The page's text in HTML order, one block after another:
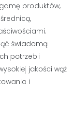
produktów,
świadomą
potrzeb i
jakości wąż
i